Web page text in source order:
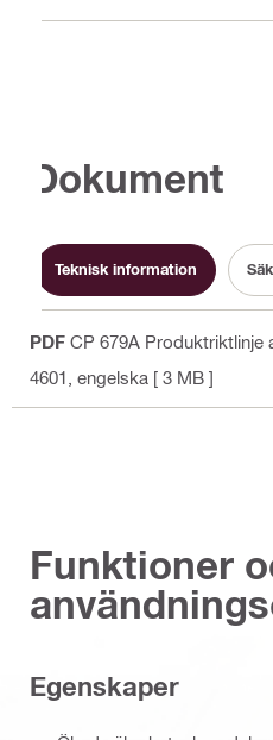
Dokument
Teknisk information
PDF CP 679A Produktriktlinje
4601 , engelska [ 3 MB ]
Funktioner
Egenskaper